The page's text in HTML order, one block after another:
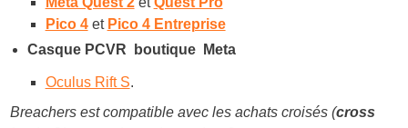
Pico 4et Pico 4 Entreprise
Casque PCVR boutique Meta
Oculus Rift S.
Breachers est compatible avec les achats croisés (cross